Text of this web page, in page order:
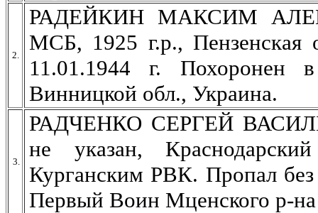
2.
РАДЕЙКИН МАКСИМ
МСБ, 1925 г.р., Пензенская
11.01.1944 г. Похоронен
Винницкой обл., Украина.
3.
РАДЧЕНКО СЕРГЕЙ
не указан,
Курганским РВК. Пропал
Первый Воин Мценского р-